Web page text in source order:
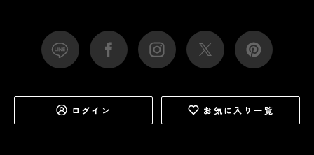
ログイン お気に入り一覧